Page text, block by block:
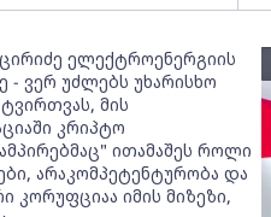
ელექტროენერგიის
- ვერ უძლებს უხარისხო
მის
კრიპტო
ითამაშეს როლი
არაკომპეტენტურობა და
კორუფციაა იმის მიზეზი,